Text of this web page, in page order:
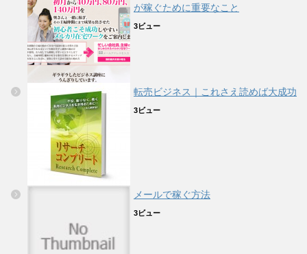
が稼ぐために重要なこと
3ビュー
転売ビジネス｜これさえ読めば大成功
3ビュー
メールで稼ぐ方法
3ビュー